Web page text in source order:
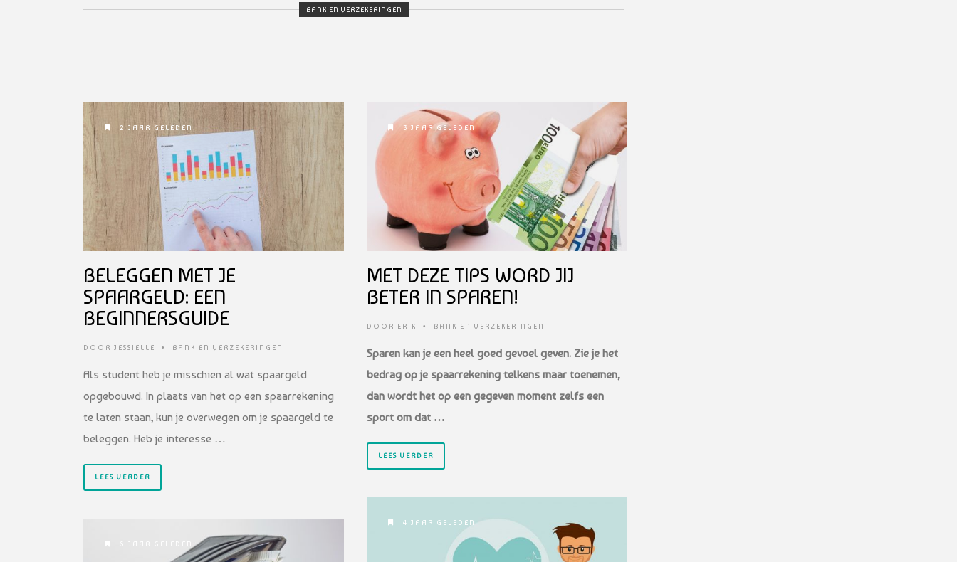
BANK EN VERZEKERINGEN
2 JAAR GELEDEN
BELEGGEN MET JE
SPAARGELD: EEN
BEGINNERSGUIDE
DOOR JESSIELLE • BANK EN VERZEKERINGEN
Als student heb je misschien al wat spaargeld
opgebouwd. In plaats van het op een spaarrekening
te laten staan, kun je overwegen om je spaargeld te
beleggen. Heb je interesse …
LEES VERDER
3 JAAR GELEDEN
MET DEZE TIPS WORD JIJ
BETER IN SPAREN!
DOOR ERIK • BANK EN VERZEKERINGEN
Sparen kan je een heel goed gevoel geven. Zie je het
bedrag op je spaarrekening telkens maar toenemen,
dan wordt het op een gegeven moment zelfs een
sport om dat …
LEES VERDER
4 JAAR GELEDEN
6 JAAR GELEDEN